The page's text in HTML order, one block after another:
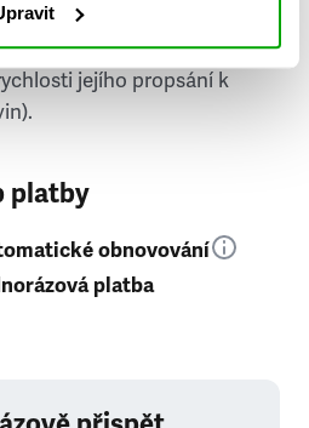
se můžete těšit
týden (v závislosti na
jejího propsání k
platby
obnovování
platba